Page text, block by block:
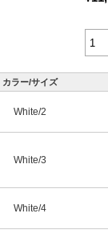
カラー/サイズ
White/2
White/3
White/4